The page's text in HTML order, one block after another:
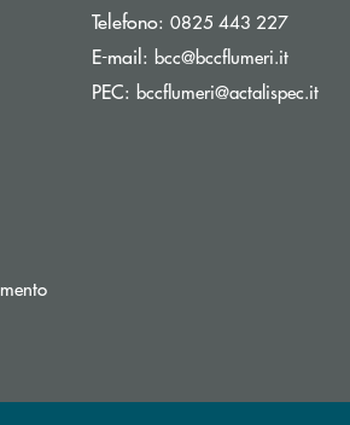
finestra
Telefono: 0825 443 227
E-mail: bcc@bccflumeri.it(si
PEC: bccflumeri@actalispec.it(si